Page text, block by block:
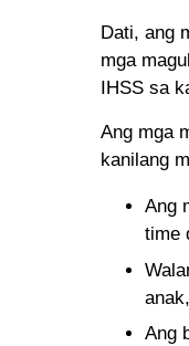
Dati, ang
mga
IHSS sa
Ang mga
kanilang
Ang
time
Ang